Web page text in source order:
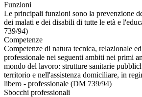
Funzioni
Le principali funzioni sono la prevenzione
dei malati e dei disabili di tutte le età e
739/94)
Competenze
Competenze di natura tecnica, relazionale
professionale nei seguenti ambiti nei primi
mondo del lavoro: strutture sanitarie
territorio e nell'assistenza domiciliare, in
libero - professionale (DM 739/94)
Sbocchi professionali